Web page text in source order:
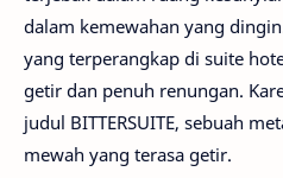
dalam kemewahan yang
yang terperangkap di suite
getir dan penuh renungan.
judul BITTERSUITE, sebuah
mewah yang terasa getir.